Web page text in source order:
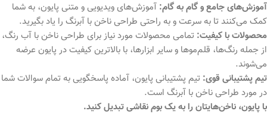
آموزش‌های جامع و گام به گام: آموزش‌های ویدیویی و متنی پایون، به شما
کمک می‌کنند تا به سرعت و به راحتی طراحی ناخن با آبرنگ را یاد بگیرید.
محصولات با کیفیت: تمامی محصولات مورد نیاز برای طراحی ناخن با آب رنگ،
از جمله رنگ‌ها، قلم‌موها و سایر ابزارها، با بالاترین کیفیت در پایون عرضه
می‌شوند.
تیم پشتیبانی قوی: تیم پشتیبانی پایون، آماده پاسخگویی به تمام سوالات شما
در مورد طراحی ناخن با آبرنگ است.
با پایون، ناخن‌هایتان را به یک بوم نقاشی تبدیل کنید.